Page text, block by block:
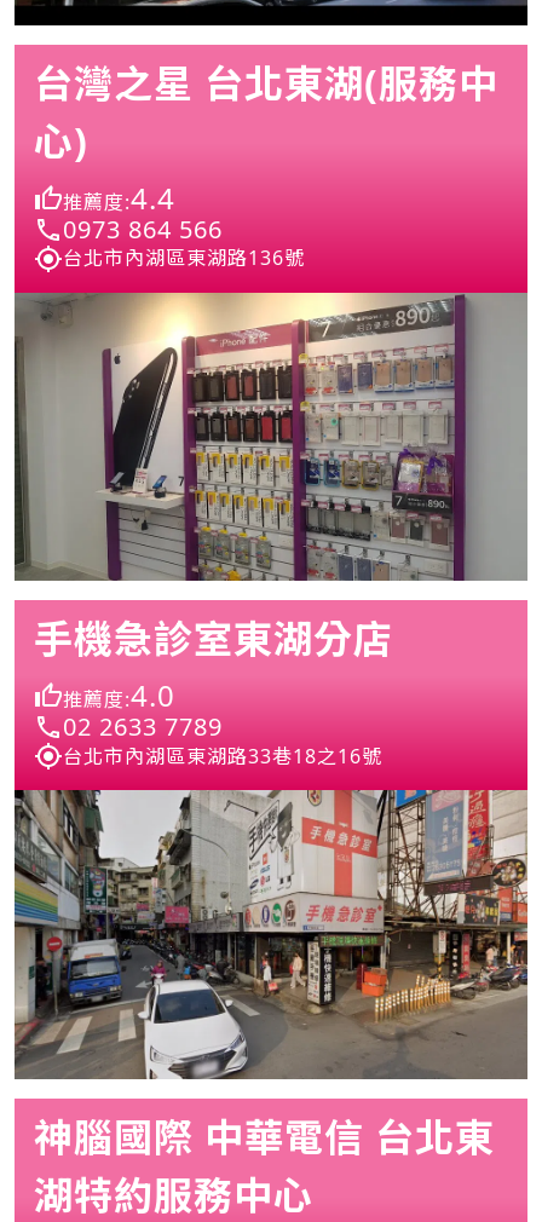
台灣之星 台北東湖(服務中
心)
推薦度:4.4
0973 864 566
台北市內湖區東湖路136號
手機急診室東湖分店
推薦度:4.0
02 2633 7789
台北市內湖區東湖路33巷18之16號
神腦國際 中華電信 台北東
湖特約服務中心